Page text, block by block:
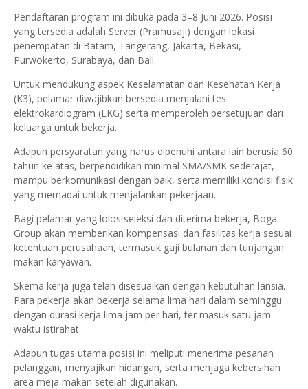
Pendaftaran program ini dibuka pada 3–8 Juni 2026. Posisi
yang tersedia adalah Server (Pramusaji) dengan lokasi
penempatan di Batam, Tangerang, Jakarta, Bekasi,
Purwokerto, Surabaya, dan Bali.
Untuk mendukung aspek Keselamatan dan Kesehatan Kerja
(K3), pelamar diwajibkan bersedia menjalani tes
elektrokardiogram (EKG) serta memperoleh persetujuan dari
keluarga untuk bekerja.
Adapun persyaratan yang harus dipenuhi antara lain berusia 60
tahun ke atas, berpendidikan minimal SMA/SMK sederajat,
mampu berkomunikasi dengan baik, serta memiliki kondisi fisik
yang memadai untuk menjalankan pekerjaan.
Bagi pelamar yang lolos seleksi dan diterima bekerja, Boga
Group akan memberikan kompensasi dan fasilitas kerja sesuai
ketentuan perusahaan, termasuk gaji bulanan dan tunjangan
makan karyawan.
Skema kerja juga telah disesuaikan dengan kebutuhan lansia.
Para pekerja akan bekerja selama lima hari dalam seminggu
dengan durasi kerja lima jam per hari, ter masuk satu jam
waktu istirahat.
Adapun tugas utama posisi ini meliputi menerima pesanan
pelanggan, menyajikan hidangan, serta menjaga kebersihan
area meja makan setelah digunakan.